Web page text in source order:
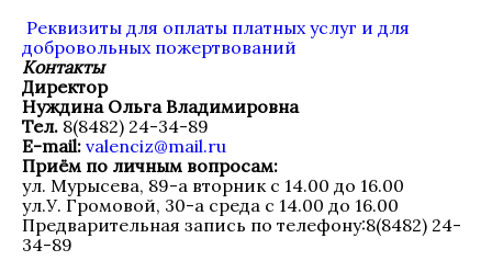
Реквизиты для оплаты платных услуг и для
добровольных пожертвований
Контакты
Директор
Нуждина Ольга Владимировна
Тел. 8(8482) 24-34-89
E-mail: valenciz@mail.ru
Приём по личным вопросам:
ул. Мурысева, 89-а вторник с 14.00 до 16.00
ул.У. Громовой, 30-а среда с 14.00 до 16.00
Предварительная запись по телефону:8(8482) 24-
34-89